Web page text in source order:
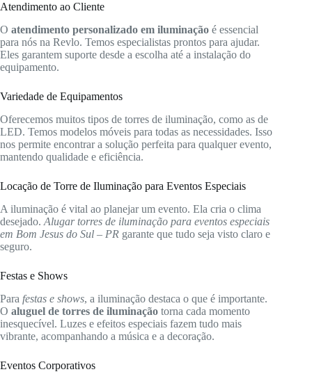
Atendimento ao Cliente
O atendimento personalizado em iluminação é essencial
para nós na Revlo. Temos especialistas prontos para ajudar.
Eles garantem suporte desde a escolha até a instalação do
equipamento.
Variedade de Equipamentos
Oferecemos muitos tipos de torres de iluminação, como as de
LED. Temos modelos móveis para todas as necessidades. Isso
nos permite encontrar a solução perfeita para qualquer evento,
mantendo qualidade e eficiência.
Locação de Torre de Iluminação para Eventos Especiais
A iluminação é vital ao planejar um evento. Ela cria o clima
desejado. Alugar torres de iluminação para eventos especiais
em Bom Jesus do Sul – PR garante que tudo seja visto claro e
seguro.
Festas e Shows
Para festas e shows, a iluminação destaca o que é importante.
O aluguel de torres de iluminação torna cada momento
inesquecível. Luzes e efeitos especiais fazem tudo mais
vibrante, acompanhando a música e a decoração.
Eventos Corporativos